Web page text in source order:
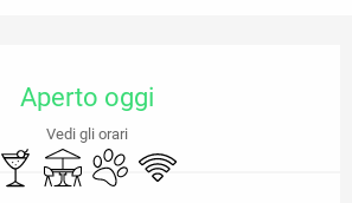
Aperto oggi
Vedi gli orari
Bar / Bar di ristoro
TerrazzaAnimali ammessi
Wi-Fi